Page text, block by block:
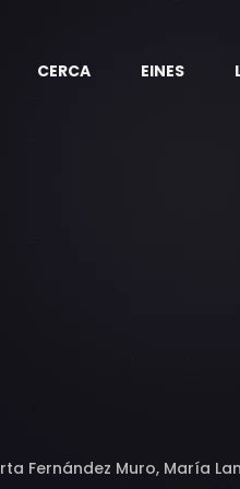
CERCA EINES
Fernández Muro, María